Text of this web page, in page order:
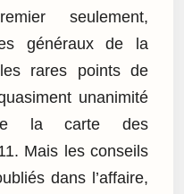
seulement,
généraux de la
rares points de
unanimité
de la carte des
Mais les conseils
dans l’affaire,